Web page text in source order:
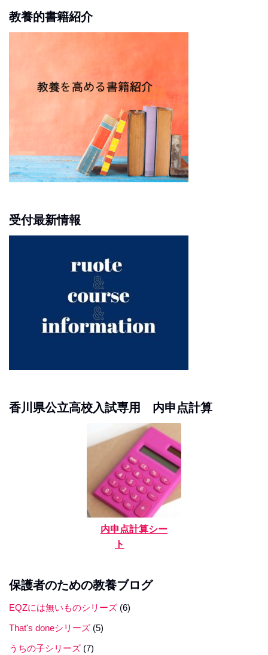
教養的書籍紹介
受付最新情報
香川県公立高校入試専用 内申点計算
内申点計算シー
ト
保護者のための教養ブログ
EQZには無いものシリーズ (6)
That's doneシリーズ (5)
うちの子シリーズ (7)